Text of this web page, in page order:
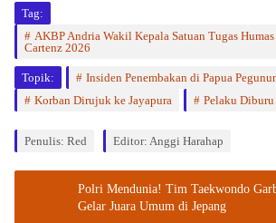
Tag:
AKBP Andria Wakil Kepala Satuan Tugas
Cartenz 2026
Topik:
Insiden Penembakan di Papua
Korban Dirujuk ke Jayapura
Pelaku Diburu
Penulis: Red Editor: Anggi Harahap
Polri Mendunia! Tim Taekwondo
Gelar Juara Umum di Jepang